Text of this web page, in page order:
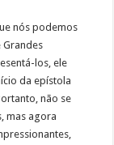
nós podemos
Grandes
los, ele
da epístola
não se
mas agora